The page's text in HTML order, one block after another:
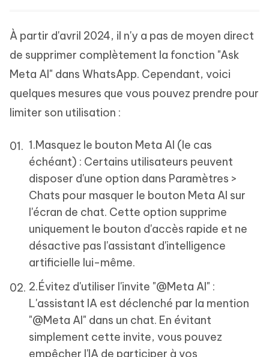
À partir d'avril 2024, il n'y a pas de moyen direct
de supprimer complètement la fonction "Ask
Meta AI" dans WhatsApp. Cependant, voici
quelques mesures que vous pouvez prendre pour
limiter son utilisation :
1.Masquez le bouton Meta AI (le cas
échéant) : Certains utilisateurs peuvent
disposer d'une option dans Paramètres >
Chats pour masquer le bouton Meta AI sur
l'écran de chat. Cette option supprime
uniquement le bouton d'accès rapide et ne
désactive pas l'assistant d'intelligence
artificielle lui-même.
2.Évitez d'utiliser l'invite "@Meta AI" :
L'assistant IA est déclenché par la mention
"@Meta AI" dans un chat. En évitant
simplement cette invite, vous pouvez
empêcher l'IA de participer à vos